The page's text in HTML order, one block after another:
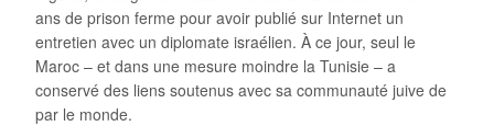
ans de prison ferme pour avoir publié sur Internet un
entretien avec un diplomate israélien. À ce jour, seul le
Maroc – et dans une mesure moindre la Tunisie – a
conservé des liens soutenus avec sa communauté juive de
par le monde.